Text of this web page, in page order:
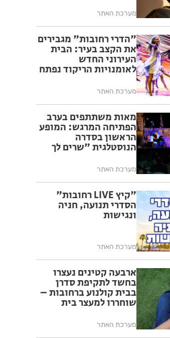
מערכת האתר
"הדרי רחובות" מגבירים
את הקצב בעיר: הבית
העירוני החדש
לאומנויות הריקוד נפתח
מערכת האתר
מאות משתתפים בערב
הפתיחה המרגש: המופע
הראשון בסדרה
הנוסטלגית "שרים לך
ה-17
מערכת האתר
"קיץ LIVE רחובות"
הסדרי תנועה, חניה
ונגישות
מערכת האתר
ארבעה קטינים נעצרו
בחשד לתקיפת סדרן
בבית קולנוע ברחובות –
שוחררו למעצר בית
מערכת האתר